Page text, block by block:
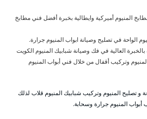
المنيوم أميركية وايطالية بخبرة أفضل فني مطابخ
الواحة في تصليح وصيانة ابواب المنيوم جرارة.
بالخبرة العالية في فك وصيانة شبابيك المنيوم الكويت
وتركيب أقفال من خلال فني أبواب المنيوم
و تصليح المنيوم وتركيب شبابيك المنيوم قلاب لذلك
أبواب المنيوم جرارة وسحابة.